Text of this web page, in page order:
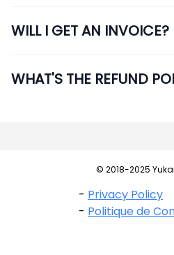
WILL I GET AN INVOICE?
WHAT'S THE REFUND
© 2018-2025
- Privacy Policy
- Politique de